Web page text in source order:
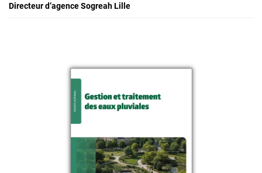
Directeur d’agence Sogreah Lille